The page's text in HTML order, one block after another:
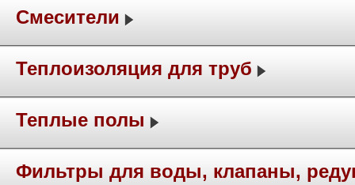
Смесители
Теплоизоляция для труб
Теплые полы
Фильтры для воды, клапаны,